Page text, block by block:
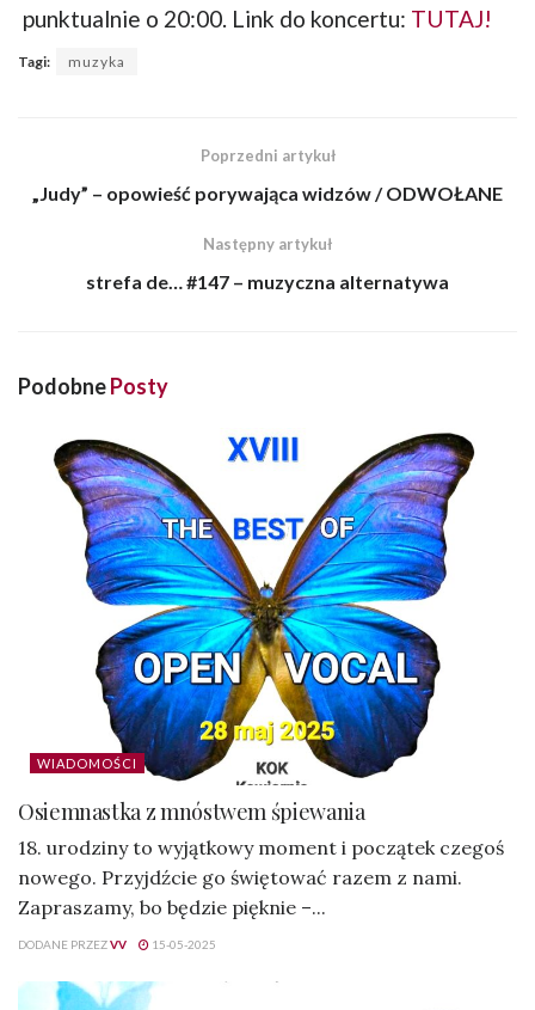
punktualnie o 20:00. Link do koncertu: TUTAJ!
Tagi: muzyka
Poprzedni artykuł
„Judy” – opowieść porywająca widzów / ODWOŁANE
Następny artykuł
strefa de… #147 – muzyczna alternatywa
PodobnePosty
WIADOMOŚCI
Osiemnastka z mnóstwem śpiewania
18. urodziny to wyjątkowy moment i początek czegoś
nowego. Przyjdźcie go świętować razem z nami.
Zapraszamy, bo będzie pięknie –...
DODANE PRZEZVV 15-05-2025